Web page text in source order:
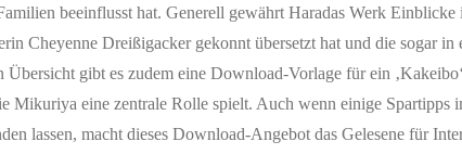
beeinflusst hat. Generell gewährt Haradas Werk
Cheyenne Dreißigacker gekonnt übersetzt hat und die sogar in
Übersicht gibt es zudem eine Download-Vorlage für ein
Mikuriya eine zentrale Rolle spielt. Auch wenn einige Spartipps
lassen, macht dieses Download-Angebot das Gelesene für